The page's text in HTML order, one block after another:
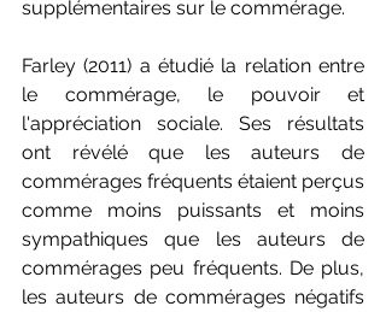
supplémentaires sur le commérage.
Farley (2011) a étudié la relation entre
le commérage, le pouvoir et
l'appréciation sociale. Ses résultats
ont révélé que les auteurs de
commérages fréquents étaient perçus
comme moins puissants et moins
sympathiques que les auteurs de
commérages peu fréquents. De plus,
les auteurs de commérages négatifs